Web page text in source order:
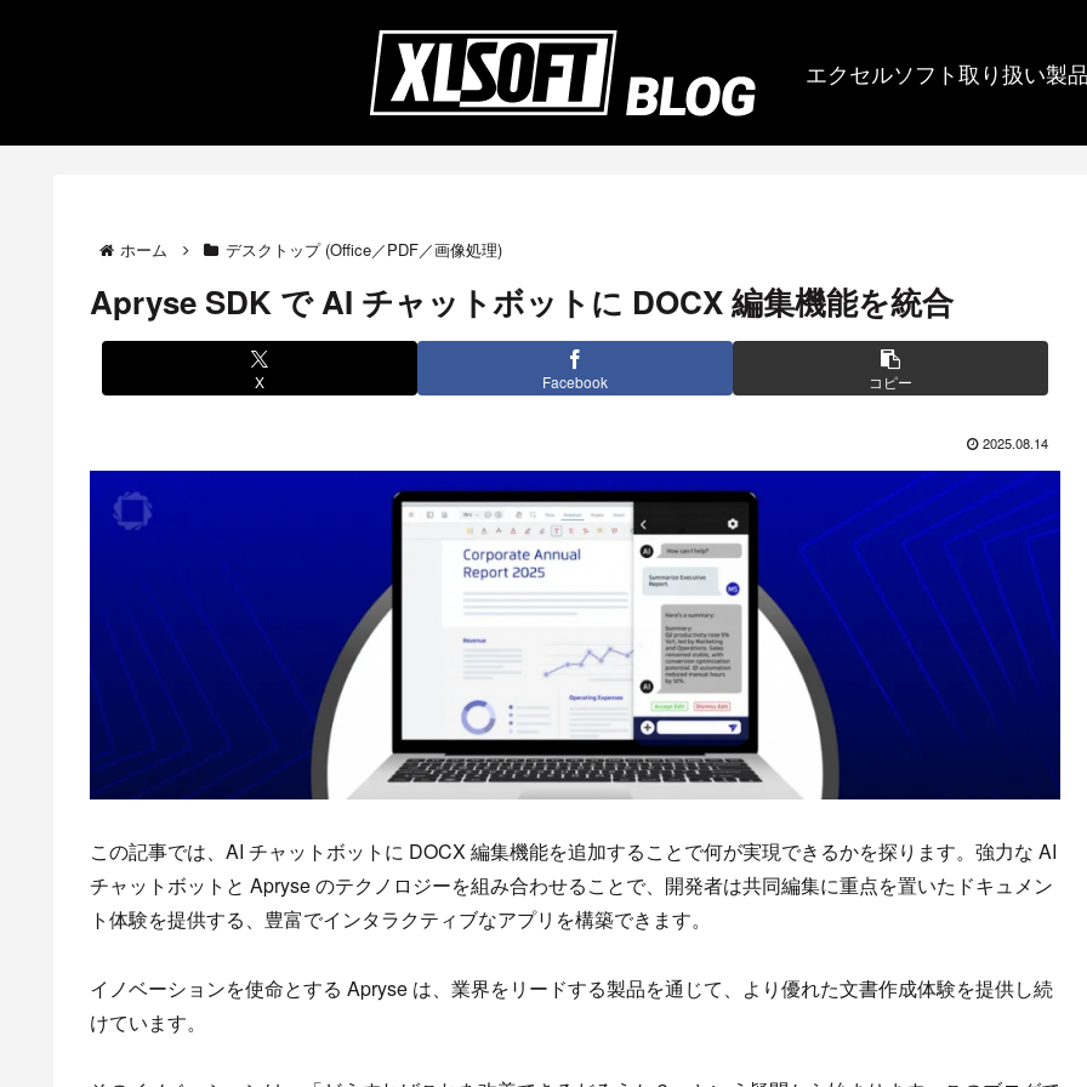
エクセルソフト取り扱い製
ホーム デスクトップ (Office／PDF／画像処理)
Apryse SDK で AI チャットボットに DOCX 編集機能を統合
X Facebook コピー
2025.08.14
この記事では、AI チャットボットに DOCX 編集機能を追加することで何が実現できるかを探ります。強力な AI
チャットボットと Apryse のテクノロジーを組み合わせることで、開発者は共同編集に重点を置いたドキュメン
ト体験を提供する、豊富でインタラクティブなアプリを構築できます。
イノベーションを使命とする Apryse は、業界をリードする製品を通じて、より優れた文書作成体験を提供し続
けています。